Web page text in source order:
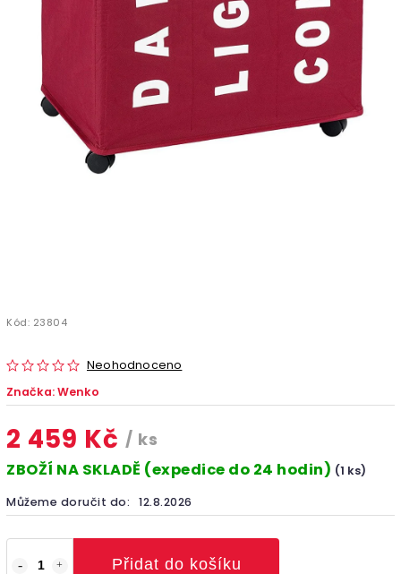
Kód: 23804
Neohodnoceno
Značka:Wenko
2 459 Kč / ks
ZBOŽÍ NA SKLADĚ (expedice do 24 hodin) (1 ks)
Můžeme doručit do: 12.8.2026
Přidat do košíku